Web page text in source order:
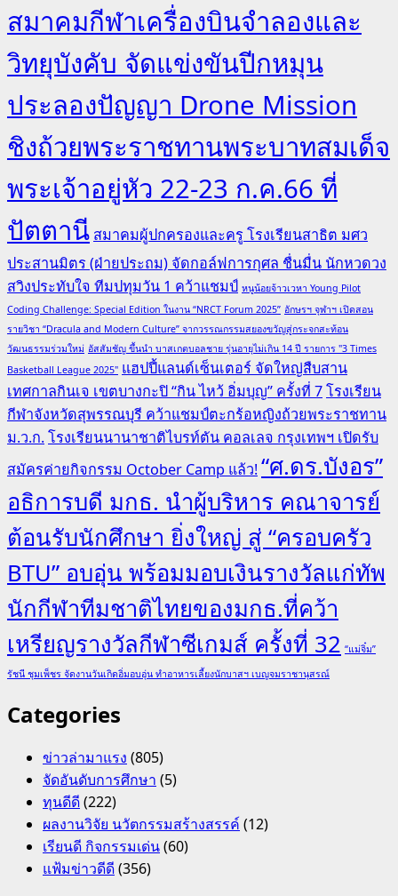
สมาคมกีฬาเครื่องบินจำลองและ
วิทยุบังคับ จัดแข่งขันปีกหมุน
ประลองปัญญา Drone Mission
ชิงถ้วยพระราชทานพระบาทสมเด็จ
พระเจ้าอยู่หัว 22-23 ก.ค.66 ที่
ปัตตานี สมาคมผู้ปกครองและครู โรงเรียนสาธิต มศว
ประสานมิตร (ฝ่ายประถม) จัดกอล์ฟการกุศล ชื่นมื่น นักหวดวง
สวิงประทับใจ ทีมปทุมวัน 1 คว้าแชมป์ หนูน้อยจ้าวเวหา Young Pilot
Coding Challenge: Special Edition ในงาน “NRCT Forum 2025” อักษรฯ จุฬาฯ เปิดสอน
รายวิชา “Dracula and Modern Culture” จากวรรณกรรมสยองขวัญสู่กระจกสะท้อน
วัฒนธรรมร่วมใหม่ อัสสัมชัญ ขึ้นนำ บาสเกตบอลชาย รุ่นอายุไม่เกิน 14 ปี รายการ "3 Times
Basketball League 2025" แฮปปี้แลนด์เซ็นเตอร์ จัดใหญ่สืบสาน
เทศกาลกินเจ เขตบางกะปิ “กิน ไหว้ อิ่มบุญ” ครั้งที่ 7โรงเรียน
กีฬาจังหวัดสุพรรณบุรี คว้าแชมป์ตะกร้อหญิงถ้วยพระราชทาน
ม.ว.ก.โรงเรียนนานาชาติไบรท์ตัน คอลเลจ กรุงเทพฯ เปิดรับ
สมัครค่ายกิจกรรม October Camp แล้ว!“ศ.ดร.บังอร”
อธิการบดี มกธ. นำผู้บริหาร คณาจารย์
ต้อนรับนักศึกษา ยิ่งใหญ่ สู่ “ครอบครัว
BTU” อบอุ่น พร้อมมอบเงินรางวัลแก่ทัพ
นักกีฬาทีมชาติไทยของมกธ.ที่คว้า
เหรียญรางวัลกีฬาซีเกมส์ ครั้งที่ 32 “แม่จิ๋ม”
รัชนี ชุมเพ็ชร จัดงานวันเกิดอิ่มอบอุ่น ทำอาหารเลี้ยงนักบาสฯ เบญจมราชานุสรณ์
Categories
ข่าวล่ามาแรง (805)
จัดอันดับการศึกษา (5)
ทุนดีดี(222)
ผลงานวิจัย นวัตกรรมสร้างสรรค์(12)
เรียนดี กิจกรรมเด่น(60)
แฟ้มข่าวดีดี(356)